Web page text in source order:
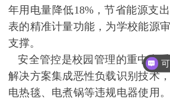
年用电量降低18%，节省能源支
表的精准计量功能，为学校能源
支撑。
安全管控是校园管理的重中之
解决方案集成恶性负载识别技术
电热毯、电煮锅等违规电器使用